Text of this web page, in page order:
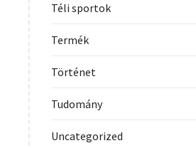
Téli sportok
Termék
Történet
Tudomány
Uncategorized